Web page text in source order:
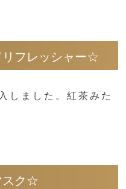
フレッシャー☆
しました。紅茶みた
スク☆